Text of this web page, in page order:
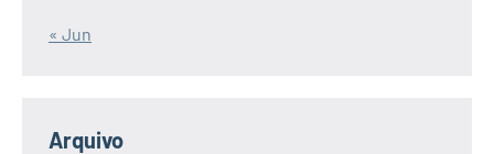
« Jun
Arquivo